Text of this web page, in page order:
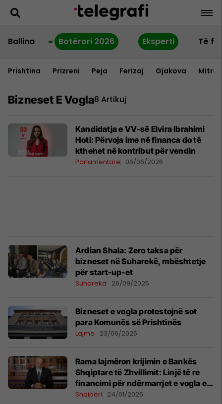
Ballina Botërori 2026 Eksperti Të
Prishtina Prizreni Peja Ferizaj Gjakova
Bizneset E Vogla8 Artikuj
Kandidatja e VV-së Elvira Ibrahimi
Hoti: Përvoja ime në financa do të
kthehet në kontribut për vendin
Parlamentare 06/06/2026
Ardian Shala: Zero taksa për
bizneset në Suharekë, mbështetje
për start-up-et
Suhareka 26/09/2025
Bizneset e vogla protestojnë sot
para Komunës së Prishtinës
Lajme 23/06/2025
Rama lajmëron krijimin e Bankës
Shqiptare të Zhvillimit: Linjë të re
financimi për ndërmarrjet e vogla e
të mesme
Shqipëri 24/01/2025